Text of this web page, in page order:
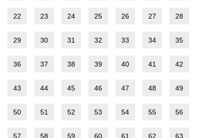
22 23 24 25 26 27 28
29 30 31 32 33 34 35
36 37 38 39 40 41 42
43 44 45 46 47 48 49
50 51 52 53 54 55 56
57 58 59 60 61 62 63